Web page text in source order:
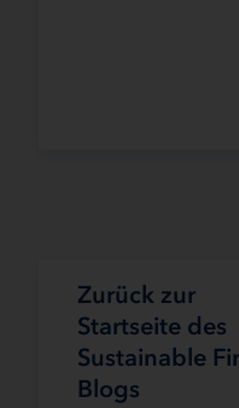
Zurück zur
Startseite des
Sustainable
Blogs